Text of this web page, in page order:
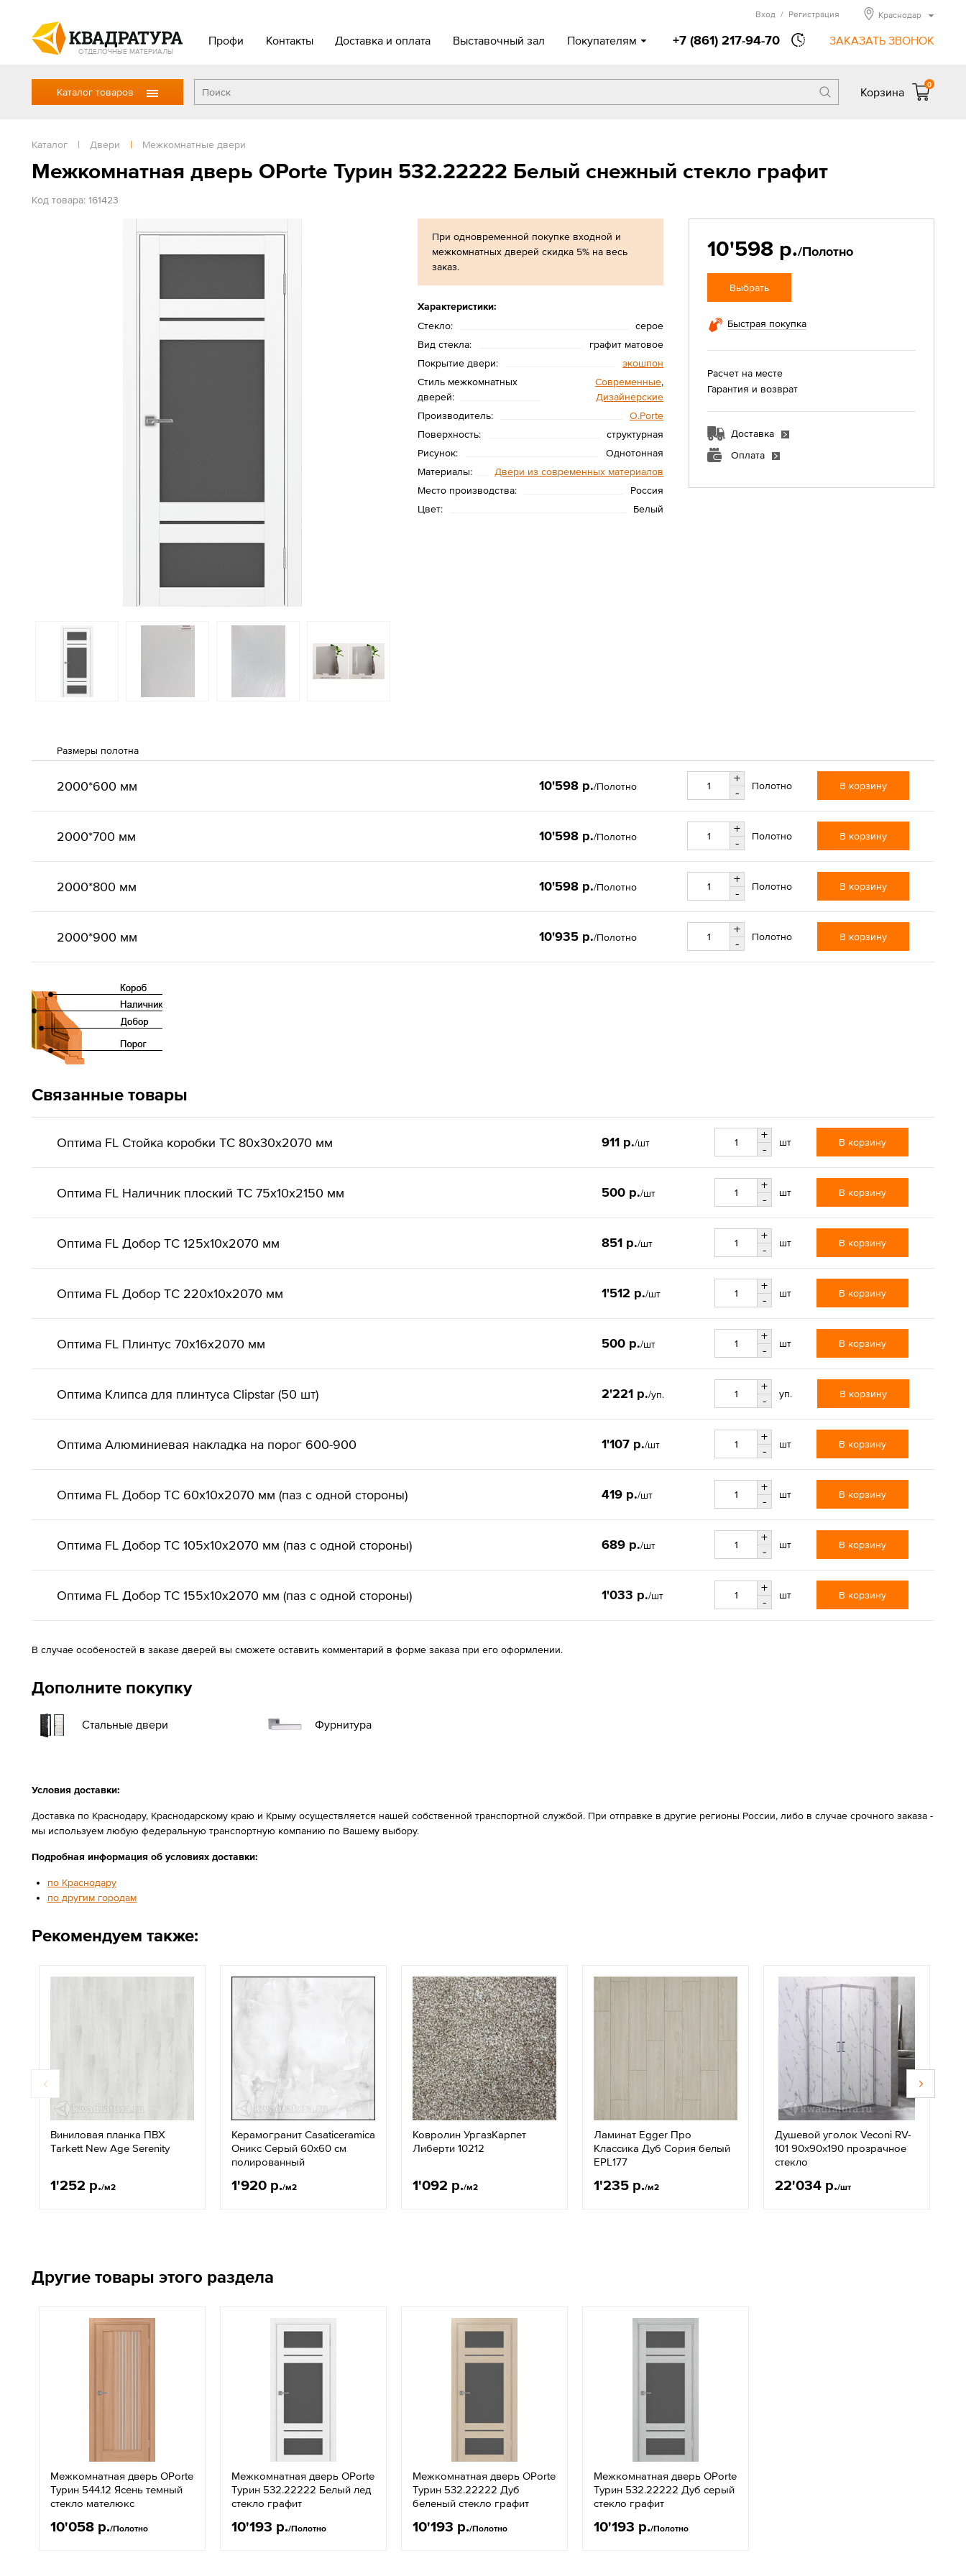
ОТДЕЛОЧНЫЕ МАТЕРИАЛЫ
Профи Контакты Доставка и оплата Выставочный зал Покупателям +7 (861) 217-94-70 ЗАКАЗАТЬ ЗВОНОК
Вход / Регистрация Краснодар
Каталог товаров Корзина
0
Каталог | Двери | Межкомнатные двери
Межкомнатная дверь OPorte Турин 532.22222 Белый снежный стекло графит
Код товара: 161423
При одновременной покупке входной и
межкомнатных дверей скидка 5% на весь
заказ.
Характеристики:
Стекло:
серое
Вид стекла:
графит матовое
Покрытие двери:
экошпон
Стиль межкомнатных
дверей:
Современные,
Дизайнерские
Производитель:
O.Porte
Поверхность:
структурная
Рисунок:
Однотонная
Материалы:
Двери из современных материалов
Место производства:
Россия
Цвет:
Белый
10'598 р./Полотно
Выбрать
Быстрая покупка
Расчет на месте
Гарантия и возврат
Доставка
Оплата
Размеры полотна
2000*600 мм 10'598 р./Полотно
+
-
Полотно В корзину
2000*700 мм 10'598 р./Полотно
+
-
Полотно В корзину
2000*800 мм 10'598 р./Полотно
+
-
Полотно В корзину
2000*900 мм 10'935 р./Полотно
+
-
Полотно В корзину
Связанные товары
Оптима FL Стойка коробки ТС 80х30х2070 мм 911 р./шт
+
-
шт В корзину
Оптима FL Наличник плоский ТС 75х10х2150 мм 500 р./шт
+
-
шт В корзину
Оптима FL Добор ТС 125х10х2070 мм 851 р./шт
+
-
шт В корзину
Оптима FL Добор ТС 220х10х2070 мм 1'512 р./шт
+
-
шт В корзину
Оптима FL Плинтус 70х16х2070 мм 500 р./шт
+
-
шт В корзину
Оптима Клипса для плинтуса Clipstar (50 шт) 2'221 р./уп.
+
-
уп. В корзину
Оптима Алюминиевая накладка на порог 600-900 1'107 р./шт
+
-
шт В корзину
Оптима FL Добор ТС 60х10х2070 мм (паз с одной стороны) 419 р./шт
+
-
шт В корзину
Оптима FL Добор ТС 105х10х2070 мм (паз с одной стороны) 689 р./шт
+
-
шт В корзину
Оптима FL Добор ТС 155х10х2070 мм (паз с одной стороны) 1'033 р./шт
+
-
шт В корзину
В случае особеностей в заказе дверей вы сможете оставить комментарий в форме заказа при его оформлении.
Дополните покупку
Стальные двери Фурнитура
Условия доставки:
Доставка по Краснодару, Краснодарскому краю и Крыму осуществляется нашей собственной транспортной службой. При отправке в другие регионы России, либо в случае срочного заказа -
мы используем любую федеральную транспортную компанию по Вашему выбору.
Подробная информация об условиях доставки:
по Краснодару
по другим городам
Рекомендуем также:
Виниловая планка ПВХ
Tarkett New Age Serenity
1'252 р./м2
Керамогранит Casaticeramica
Оникс Серый 60х60 см
полированный
1'920 р./м2
Ковролин УргазКарпет
Либерти 10212
1'092 р./м2
Ламинат Egger Про
Классика Дуб Сория белый
EPL177
1'235 р./м2
Душевой уголок Veconi RV-
101 90x90х190 прозрачное
стекло
22'034 р./шт
Другие товары этого раздела
Межкомнатная дверь OPorte
Турин 544.12 Ясень темный
стекло мателюкс
10'058 р./Полотно
Межкомнатная дверь OPorte
Турин 532.22222 Белый лед
стекло графит
10'193 р./Полотно
Межкомнатная дверь OPorte
Турин 532.22222 Дуб
беленый стекло графит
10'193 р./Полотно
Межкомнатная дверь OPorte
Турин 532.22222 Дуб серый
стекло графит
10'193 р./Полотно